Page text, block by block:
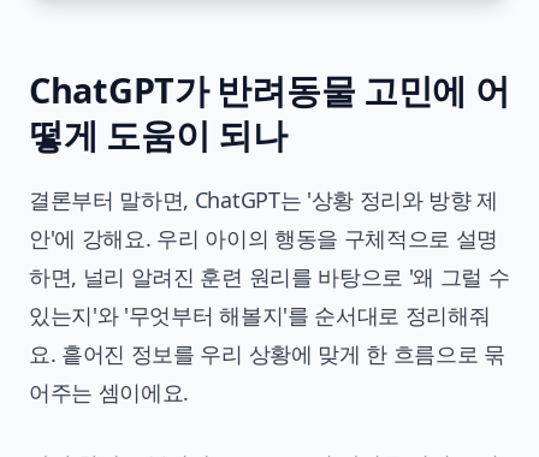
ChatGPT가 반려동물 고민에 어
떻게 도움이 되나
결론부터 말하면, ChatGPT는 '상황 정리와 방향 제
안'에 강해요. 우리 아이의 행동을 구체적으로 설명
하면, 널리 알려진 훈련 원리를 바탕으로 '왜 그럴 수
있는지'와 '무엇부터 해볼지'를 순서대로 정리해줘
요. 흩어진 정보를 우리 상황에 맞게 한 흐름으로 묶
어주는 셈이에요.